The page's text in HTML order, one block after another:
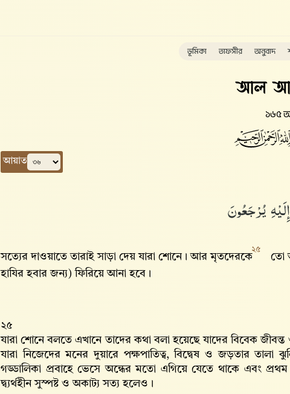
ভূমিকা তাফসীর অনুবাদ
আল
১৬৫
আয়াত
يُرْجَعُونَ
সত্যের দাওয়াতে তারাই সাড়া দেয় যারা শোনে। আর মৃতদেরকে
২৫
তো
হাযির হবার জন্য) ফিরিয়ে আনা হবে।
২৫
যারা শোনে বলতে এখানে তাদের কথা বলা হয়েছে যাদের বিবেক
যারা নিজেদের মনের দুয়ারে পক্ষপাতিত্ব, বিদ্বেষ ও জড়তার তালা
গড্ডালিকা প্রবাহে ভেসে অন্ধের মতো এগিয়ে যেতে থাকে এবং
দ্ব্যর্থহীন সুস্পষ্ট ও অকাট্য সত্য হলেও।